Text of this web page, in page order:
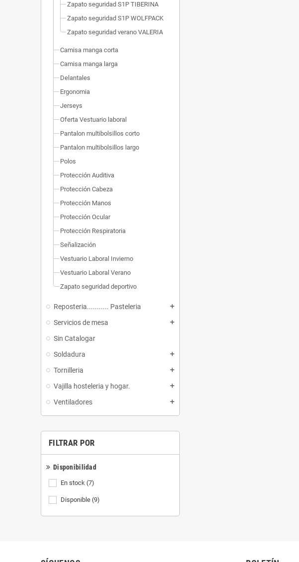
Zapato seguridad S1P TIBERINA
Zapato seguridad S1P WOLFPACK
Zapato seguridad verano VALERIA
Camisa manga corta
Camisa manga larga
Delantales
Ergonomia
Jerseys
Oferta Vestuario laboral
Pantalon multibolsillos corto
Pantalon multibolsillos largo
Polos
Protección Auditiva
Protección Cabeza
Protección Manos
Protección Ocular
Protección Respiratoria
Señalización
Vestuario Laboral Invierno
Vestuario Laboral Verano
Zapato seguridad deportivo
Reposteria........... Pasteleria add
Servicios de mesa add
Sin Catalogar
Soldadura
add
Tornilleria add
Vajilla hosteleria y hogar. add
Ventiladores add
FILTRAR POR
Disponibilidad
En stock (7)
Disponible (9)